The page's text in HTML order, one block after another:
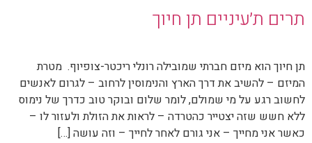
תרים ת׳עיניים תן חיוך
תן חיוך הוא מיזם חברתי שמובילה רונלי ריכטר-צופיוף. מטרת
המיזם – להשיב את דרך הארץ והנימוסין לרחוב – לגרום לאנשים
לחשוב רגע על מי שמולם, לומר שלום ובוקר טוב כדרך של נימוס
ללא חשש שזה יצטייר כהטרדה – לראות את הזולת ולעזור לו –
כאשר אני מחייך – אני גורם לאחר לחייך – וזה עושה […]